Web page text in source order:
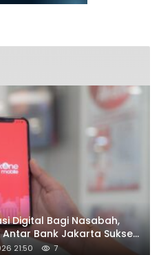
Digital Bagi Nasabah,
Bank Jakarta Sukses
Awards 2026
21:50 7